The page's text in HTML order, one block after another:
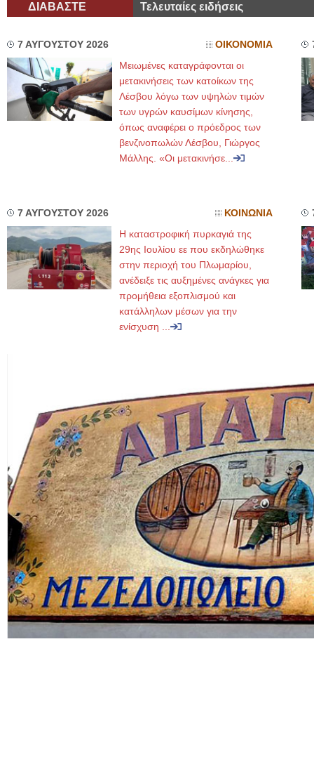
ΔΙΑΒΑΣΤΕ Τελευταίες ειδήσεις
7 ΑΥΓΟΥΣΤΟΥ 2026 ΟΙΚΟΝΟΜΙΑ
Μειωμένες καταγράφονται οι
μετακινήσεις των κατοίκων της
Λέσβου λόγω των υψηλών τιμών
των υγρών καυσίμων κίνησης,
όπως αναφέρει ο πρόεδρος των
βενζινοπωλών Λέσβου, Γιώργος
Μάλλης. «Οι μετακινήσε...
7 ΑΥΓΟΥΣΤΟΥ 2026 ΚΟΙΝΩΝΙΑ
Η καταστροφική πυρκαγιά της
29ης Ιουλίου εε που εκδηλώθηκε
στην περιοχή του Πλωμαρίου,
ανέδειξε τις αυξημένες ανάγκες για
προμήθεια εξοπλισμού και
κατάλληλων μέσων για την
ενίσχυση ...